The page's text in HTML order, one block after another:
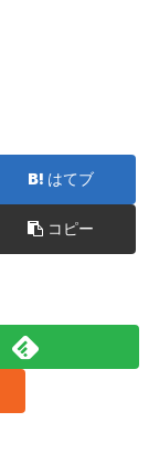
はてブ
コピー